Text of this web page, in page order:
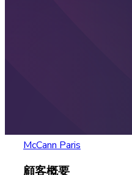
McCann Paris
顧客概要